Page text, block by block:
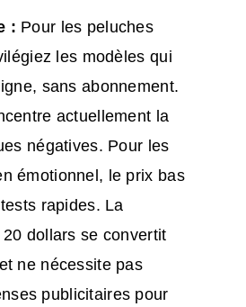
: Pour les peluches
les modèles qui
sans abonnement.
actuellement la
négatives. Pour les
émotionnel, le prix bas
rapides. La
dollars se convertit
ne nécessite pas
publicitaires pour